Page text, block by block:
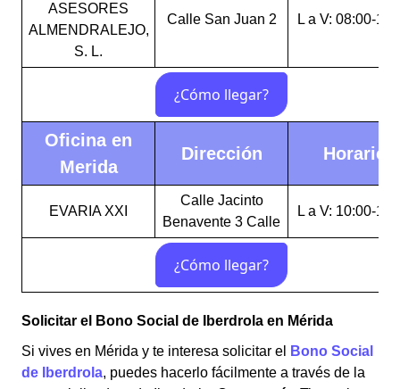
ASESORES
ALMENDRALEJO,
S. L.
Calle San Juan 2 L a V: 08:00-
Oficina en
Merida
Dirección Horario
EVARIA XXI
Calle Jacinto
Benavente 3 Calle
L a V: 10:00-
Solicitar el Bono Social de Iberdrola en Mérida
Si vives en Mérida y te interesa solicitar el
Bono Social
de Iberdrola, puedes hacerlo fácilmente a través de la